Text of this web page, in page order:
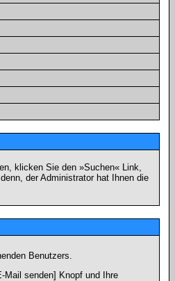
klicken Sie den »Suchen« Link,
der Administrator hat Ihnen die
Benutzers.
Mail senden] Knopf und Ihre